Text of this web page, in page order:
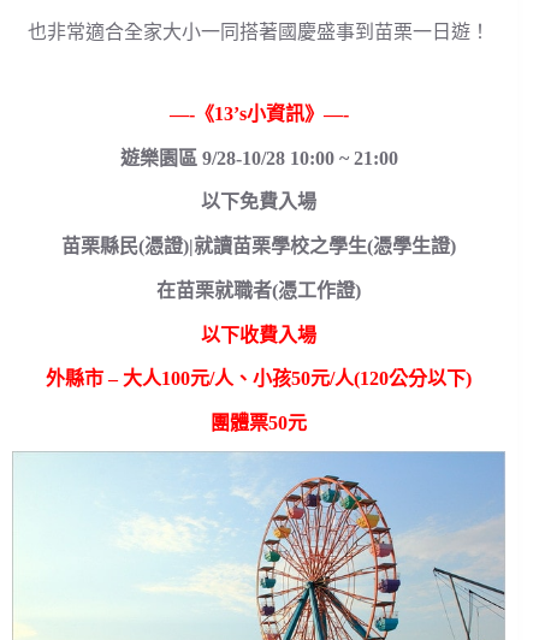
也非常適合全家大小一同搭著國慶盛事到苗栗一日遊！
—-《13’s小資訊》—-
遊樂園區 9/28-10/28 10:00 ~ 21:00
以下免費入場
苗栗縣民(憑證)|就讀苗栗學校之學生(憑學生證)
在苗栗就職者(憑工作證)
以下收費入場
外縣市 – 大人100元/人、小孩50元/人(120公分以下)
團體票50元